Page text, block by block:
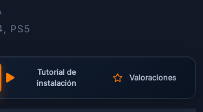
PS5
Tutorial de
instalación
Valoraciones